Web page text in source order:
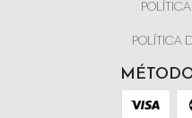
POLÍTICA